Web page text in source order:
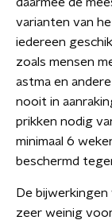
varianten van
iedereen
zoals mensen
astma en
nooit in
prikken nodig
minimaal 6
beschermd
De bijwerkingen
zeer weinig